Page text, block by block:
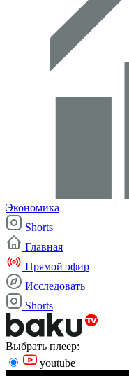
Экономика
Shorts
Главная
Прямой эфир
Исследовать
Shorts
Выбрать плеер:
youtube